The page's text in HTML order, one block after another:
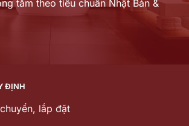
tắm theo tiêu chuẩn Nhật Bản &
ĐỊNH
lắp đặt